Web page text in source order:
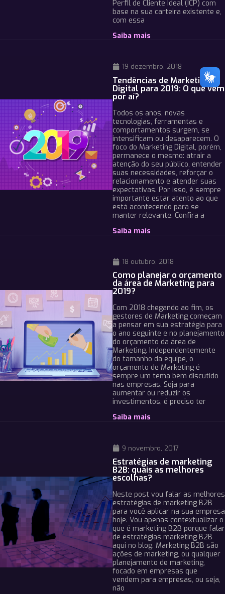
Perfil de Cliente Ideal (ICP) com
base na sua carteira existente e,
com essa
Saiba mais
19 dezembro, 2018
Tendências de Marketing
Digital para 2019: O que vem
por aí?
Todos os anos, novas
tecnologias, ferramentas e
comportamentos surgem, se
intensificam ou desaparecem. O
foco do Marketing Digital, porém,
permanece o mesmo: atrair a
atenção do seu público, entender
suas necessidades, reforçar o
relacionamento e atender suas
expectativas. Por isso, é sempre
importante estar atento ao que
está acontecendo para se
manter relevante. Confira a
Saiba mais
18 outubro, 2018
Como planejar o orçamento
da área de Marketing para
2019?
Com 2018 chegando ao fim, os
gestores de Marketing começam
a pensar em sua estratégia para
o ano seguinte e no planejamento
do orçamento da área de
Marketing. Independentemente
do tamanho da equipe, o
orçamento de Marketing é
sempre um tema bem discutido
nas empresas. Seja para
aumentar ou reduzir os
investimentos, é preciso ter
Saiba mais
9 novembro, 2017
Estratégias de marketing
B2B: quais as melhores
escolhas?
Neste post vou falar as melhores
estratégias de marketing B2B
para você aplicar na sua empresa
hoje. Vou apenas contextualizar o
que é marketing B2B porque falar
de estratégias marketing B2B
aqui no blog. Marketing B2B são
ações de marketing, ou qualquer
planejamento de marketing,
focado em empresas que
vendem para empresas, ou seja,
não